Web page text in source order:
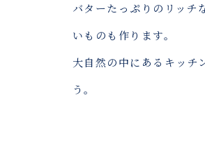
バターたっぷりのリッチ
いものも作ります。
大自然の中にあるキッチ
う。